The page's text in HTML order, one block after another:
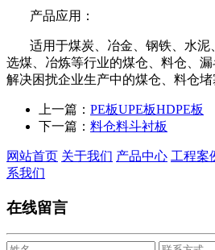
产品应用：
适用于煤炭、冶金、钢铁、水
选煤、冶炼等行业的煤仓、料仓、
解决困扰企业生产中的煤仓、料仓堵
上一篇： PE板UPE板HDPE板
下一篇： 料仓料斗衬板
网站首页 关于我们 产品中心 工程案
系我们
在线留言